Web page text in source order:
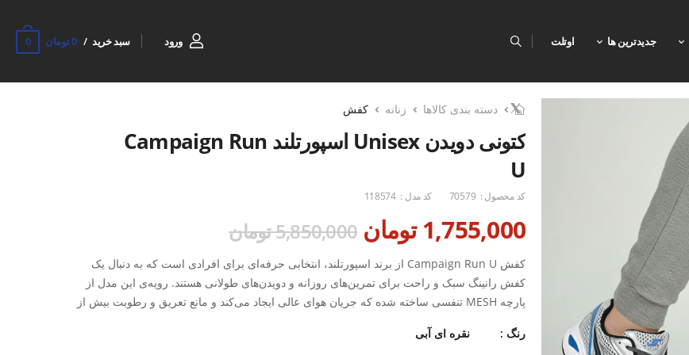
جدیدترین ها اوتلت ورود سبد خرید 0 تومان 0
دسته بندی کالاها زنانه کفش
کتونی دویدن Unisex اسپورتلند Campaign Run
U
کد محصول : 70579 کد مدل : 118574
1,755,000 تومان 5,850,000 تومان
کفش Campaign Run U از برند اسپورتلند، انتخابی حرفه‌ای برای افرادی است که به دنبال یک
کفش رانینگ سبک و راحت برای تمرین‌های روزانه و دویدن‌های طولانی هستند. رویه‌ی این مدل از
پارچه MESH تنفسی ساخته شده که جریان هوای عالی ایجاد می‌کند و مانع تعریق و رطوبت بیش از
رنگ : نقره ای آبی